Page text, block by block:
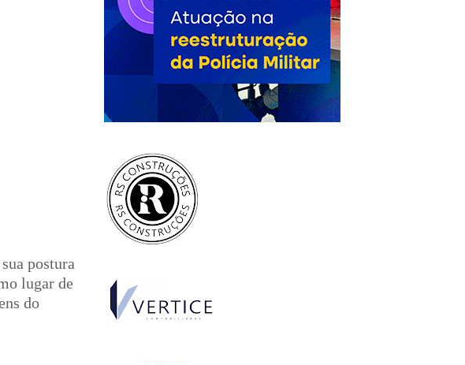
postura
lugar de
do